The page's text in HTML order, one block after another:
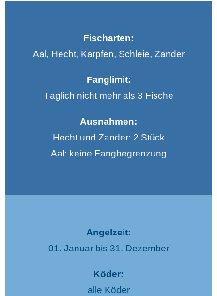
Fischarten:
Aal, Hecht, Karpfen, Schleie, Zander
Fanglimit:
Täglich nicht mehr als 3 Fische
Ausnahmen:
Hecht und Zander: 2 Stück
Aal: keine Fangbegrenzung
Angelzeit:
01. Januar bis 31. Dezember
Köder:
alle Köder